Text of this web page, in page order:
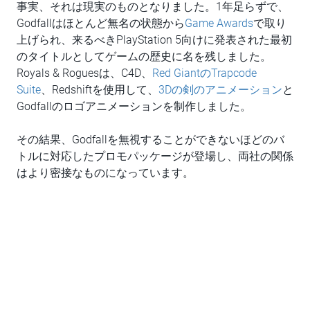
事実、それは現実のものとなりました。1年足らずで、
Godfallはほとんど無名の状態からGame Awardsで取り
上げられ、来るべきPlayStation 5向けに発表された最初
のタイトルとしてゲームの歴史に名を残しました。
Royals & Roguesは、C4D、 Red GiantのTrapcode
Suite、Redshiftを使用して、 3Dの剣のアニメーションと
Godfallのロゴアニメーションを制作しました。
その結果、Godfallを無視することができないほどのバ
トルに対応したプロモパッケージが登場し、両社の関係
はより密接なものになっています。